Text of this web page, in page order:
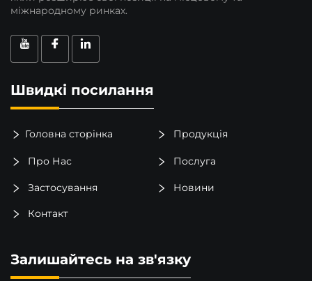
міжнародному ринках.
Швидкі посилання
Головна сторінка Продукція
Про Нас Послуга
Застосування Новини
Контакт
Залишайтесь на зв'язку